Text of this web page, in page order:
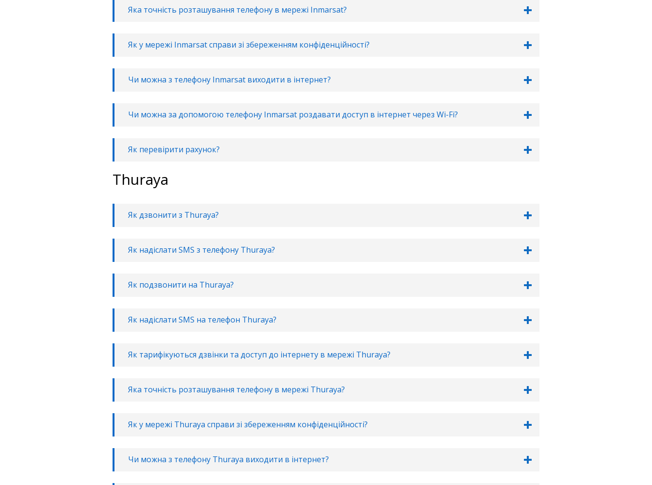
Яка точність розташування телефону в мережі Inmarsat?
Як у мережі Inmarsat справи зі збереженням конфіденційності?
Чи можна з телефону Inmarsat виходити в інтернет?
Чи можна за допомогою телефону Inmarsat роздавати доступ в інтернет через Wi-Fi?
Як перевірити рахунок?
Thuraya
Як дзвонити з Thuraya?
Як надіслати SMS з телефону Thuraya?
Як подзвонити на Thuraya?
Як надіслати SMS на телефон Thuraya?
Як тарифікуються дзвінки та доступ до інтернету в мережі Thuraya?
Яка точність розташування телефону в мережі Thuraya?
Як у мережі Thuraya справи зі збереженням конфіденційності?
Чи можна з телефону Thuraya виходити в інтернет?